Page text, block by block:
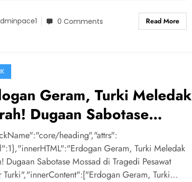
0 Comments Read More
Geram, Turki Meledak
Dugaan Sabotase
di Tragedi Pesawat
Turki
heading","attrs":
Geram, Turki Meledak
Dugaan Sabotase Mossad di Tragedi Pesawat
Turki","innerContent":["Erdogan Geram, Turki…